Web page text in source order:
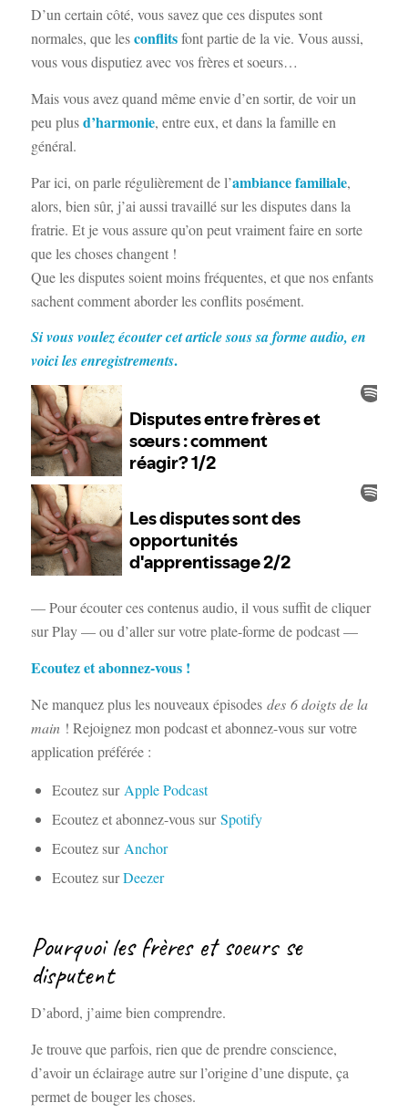
D’un certain côté, vous savez que ces disputes sont
normales, que lesconflitsfont partie de la vie. Vous aussi,
vous vous disputiez avec vos frères et soeurs…
Mais vous avez quand même envie d’en sortir, de voir un
peu plusd’harmonie, entre eux, et dans la famille en
général.
Par ici, on parle régulièrement de l’ambiance familiale,
alors, bien sûr, j’ai aussi travaillé sur les disputes dans la
fratrie. Et je vous assure qu’on peut vraiment faire en sorte
que les choses changent !
Que les disputes soient moins fréquentes, et que nos enfants
sachent comment aborder les conflits posément.
Si vous voulez écouter cet article sous sa forme audio, en
voici les enregistrements.
— Pour écouter ces contenus audio, il vous suffit de cliquer
sur Play — ou d’aller sur votre plate-forme de podcast —
Ecoutez et abonnez-vous !
Ne manquez plus les nouveaux épisodes des 6 doigts de la
main! Rejoignez mon podcast et abonnez-vous sur votre
application préférée :
Ecoutez sur Apple Podcast
Ecoutez et abonnez-vous surSpotify
Ecoutez sur Anchor
Ecoutez surDeezer
Pourquoi les frères et soeurs se
disputent
D’abord, j’aime bien comprendre.
Je trouve que parfois, rien que de prendre conscience,
d’avoir un éclairage autre sur l’origine d’une dispute, ça
permet de bouger les choses.